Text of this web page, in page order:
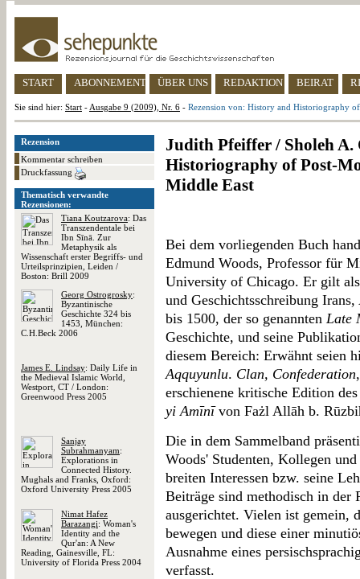
START ABONNEMENT ÜBER UNS REDAKTION BEIRAT
Sie sind hier: Start - Ausgabe 9 (2009), Nr. 6 - Rezension von: History and Historiography
Rezension
Kommentar schreiben
Druckfassung
Thematisch verwandte
Rezensionen:
Tiana Koutzarova: Das
Transzendentale bei
Ibn Sīnā. Zur
Metaphysik als
Wissenschaft erster Begriffs- und
Urteilsprinzipien, Leiden /
Boston: Brill 2009
Georg Ostrogrosky:
Byzantinische
Geschichte 324 bis
1453, München:
C.H.Beck 2006
James E. Lindsay: Daily Life in
the Medieval Islamic World,
Westport, CT / London:
Greenwood Press 2005
Sanjay
Subrahmanyam:
Explorations in
Connected History.
Mughals and Franks, Oxford:
Oxford University Press 2005
Nimat Hafez
Barazangi: Woman's
Identity and the
Qur'an: A New
Reading, Gainesville, FL:
University of Florida Press 2004
Judith Pfeiffer / Sholeh
Historiography of Post-
Middle East
Bei dem vorliegenden Buch
Edmund Woods, Professor für
University of Chicago. Er gilt
und Geschichtsschreibung
bis 1500, der so genannten Late
Geschichte, und seine
diesem Bereich: Erwähnt seien
Aqquyunlu. Clan, Confederation
erschienene kritische Edition
yi Amīnīvon Fażl Allāh b.
Die in dem Sammelband
Woods' Studenten, Kollegen
breiten Interessen bzw. seine
Beiträge sind methodisch in der
ausgerichtet. Vielen ist gemein,
bewegen und diese einer
Ausnahme eines
verfasst.